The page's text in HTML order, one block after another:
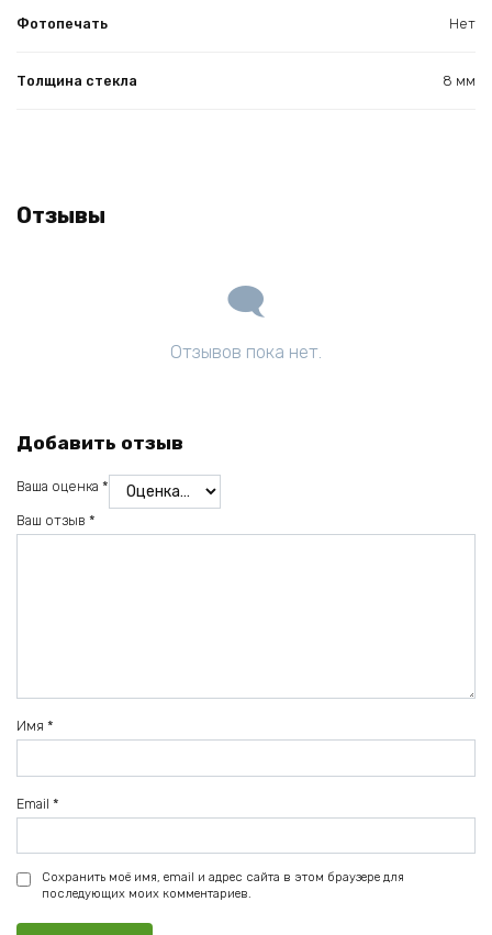
Фотопечать Нет
Толщина стекла 8 мм
Отзывы
Отзывов пока нет.
Добавить отзыв
Ваша оценка *
Ваш отзыв *
Имя *
Email *
Сохранить моё имя, email и адрес сайта в этом браузере для
последующих моих комментариев.